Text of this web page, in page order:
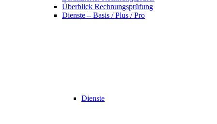
Überblick Rechnungsprüfung
Dienste – Basis / Plus / Pro
Dienste